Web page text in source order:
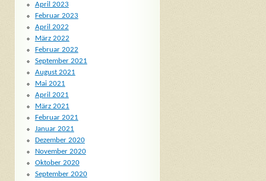
April 2023
Februar 2023
April 2022
März 2022
Februar 2022
September 2021
August 2021
Mai 2021
April 2021
März 2021
Februar 2021
Januar 2021
Dezember 2020
November 2020
Oktober 2020
September 2020